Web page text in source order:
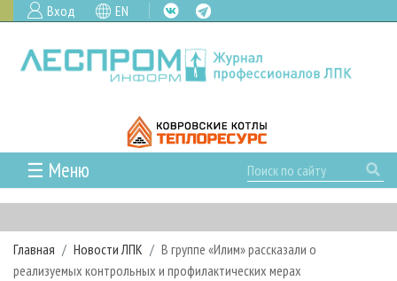
Вход EN
☰ Меню
ГЛАВНАЯ
РУБРИКИ И ТЕМЫ
РУБРИКИ ЖУРНАЛА
НОВОСТИ
Главная Новости ЛПК
В группе «Илим» рассказали о
реализуемых контрольных и профилактических мерах